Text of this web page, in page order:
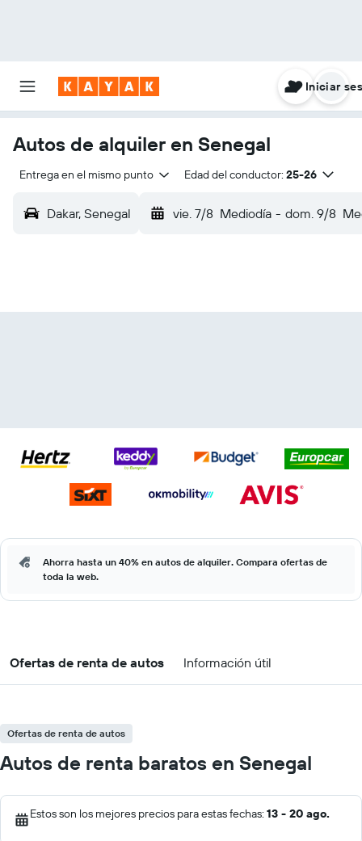
Iniciar
Autos de alquiler en Senegal
Entrega en el mismo punto Edad del conductor: 25-26
Dakar, Senegal vie. 7/8 Mediodía - dom. 9/8
Ahorra hasta un 40% en autos de alquiler. Compara ofertas de
toda la web.
Ofertas de renta de autos Información útil
Ofertas de renta de autos
Autos de renta baratos en Senegal
Estos son los mejores precios para estas fechas: 13 - 20 ago.